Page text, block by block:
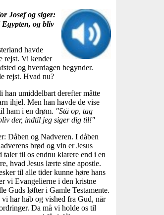
Josef og siger:
og bliv
havde
rejst. Vi kender
og hverdagen begynder.
rejst. Hvad nu?
han umiddelbart derefter måtte
ihjel. Men han havde de vise
ham i en drøm. "Stå op, tag
der, indtil jeg siger dig til!"
Dåben og Nadveren. I dåben
brød og vin er Jesus
til os endnu klarere end i en
hvad Jesus lærte sine apostle.
til alle tider kunne høre hans
vi Evangelierne i den kristne
Guds løfter i Gamle Testamente.
har håb og vished fra Gud, når
Da må vi holde os til